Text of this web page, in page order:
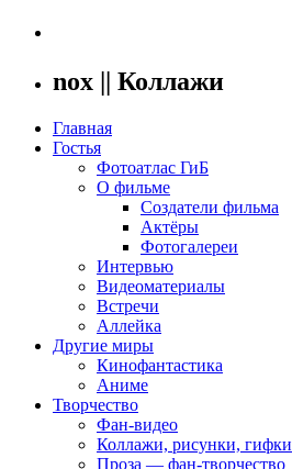
nox || Коллажи
Главная
Гостья
Фотоатлас ГиБ
О фильме
Создатели фильма
Актёры
Фотогалереи
Интервью
Видеоматериалы
Встречи
Аллейка
Другие миры
Кинофантастика
Аниме
Творчество
Фан-видео
Коллажи, рисунки, гифки
Проза — фан-творчество